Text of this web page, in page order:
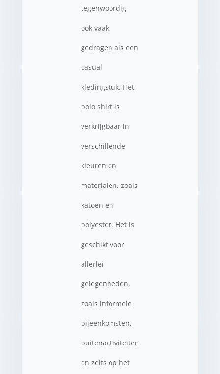
tegenwoordig
ook vaak
gedragen als een
casual
kledingstuk. Het
polo shirt is
verkrijgbaar in
verschillende
kleuren en
materialen, zoals
katoen en
polyester. Het is
geschikt voor
allerlei
gelegenheden,
zoals informele
bijeenkomsten,
buitenactiviteiten
en zelfs op het